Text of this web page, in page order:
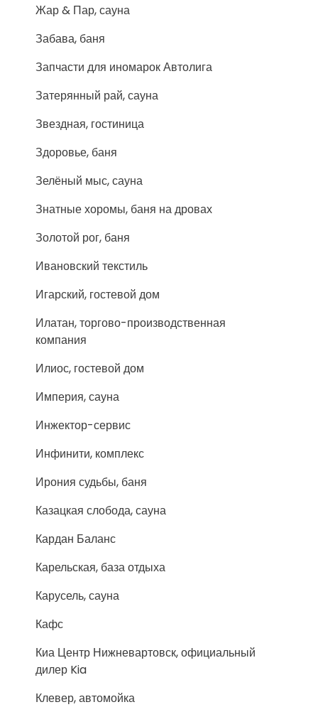
Жар & Пар, сауна
Забава, баня
Запчасти для иномарок Автолига
Затерянный рай, сауна
Звездная, гостиница
Здоровье, баня
Зелёный мыс, сауна
Знатные хоромы, баня на дровах
Золотой рог, баня
Ивановский текстиль
Игарский, гостевой дом
Илатан, торгово-производственная
компания
Илиос, гостевой дом
Империя, сауна
Инжектор-сервис
Инфинити, комплекс
Ирония судьбы, баня
Казацкая слобода, сауна
Кардан Баланс
Карельская, база отдыха
Карусель, сауна
Кафс
Киа Центр Нижневартовск, официальный
дилер Kia
Клевер, автомойка